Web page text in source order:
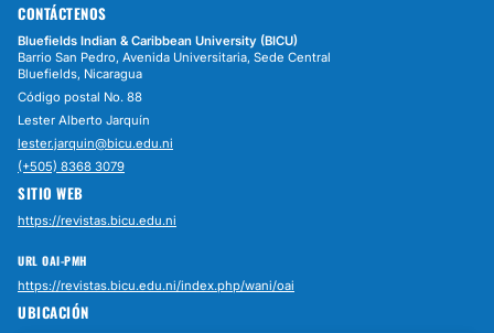
CONTÁCTENOS
Bluefields Indian & Caribbean University (BICU)
Barrio San Pedro, Avenida Universitaria, Sede Central
Bluefields, Nicaragua
Código postal No. 88
Lester Alberto Jarquín
lester.jarquin@bicu.edu.ni
(+505) 8368 3079
SITIO WEB
https://revistas.bicu.edu.ni
URL OAI-PMH
https://revistas.bicu.edu.ni/index.php/wani/oai
UBICACIÓN